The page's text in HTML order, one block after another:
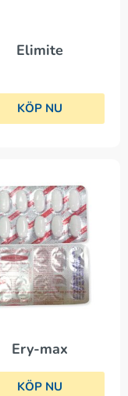
Elimite
KÖP NU
Ery-max
KÖP NU